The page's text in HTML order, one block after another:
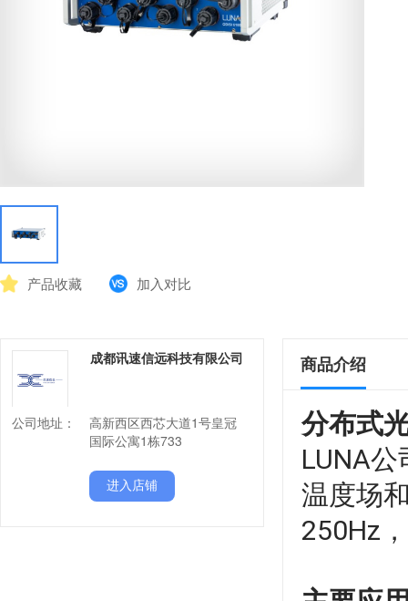
产品收藏 加入对比
成都讯速信远科技有限公司
公司地址：
高新西区西芯大道1号皇冠
国际公寓1栋733
进入店铺
商品介绍